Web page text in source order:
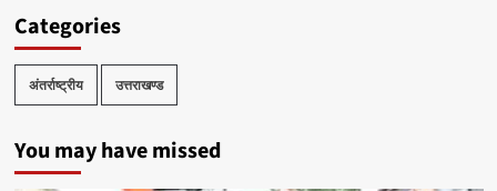
Categories
अंतर्राष्ट्रीय उत्तराखण्ड
You may have missed